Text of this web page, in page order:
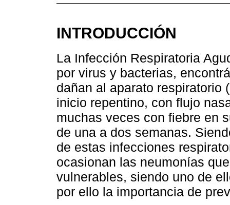
INTRODUCCIÓN
La Infección Respiratoria
por virus y bacterias,
dañan al aparato respiratorio
inicio repentino, con flujo
muchas veces con fiebre en
de una a dos semanas.
de estas infecciones
ocasionan las neumonías
vulnerables, siendo uno de
por ello la importancia de